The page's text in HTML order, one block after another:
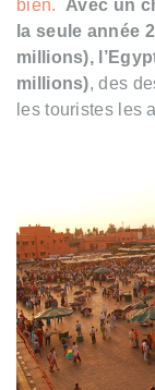
bien.
Avec un
la seule année
millions),
millions), des
les touristes les